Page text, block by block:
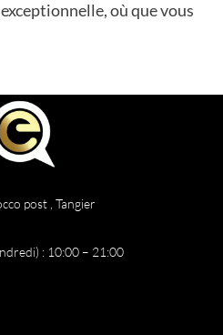
où que vous
post , Tangier
: 10:00 – 21:00